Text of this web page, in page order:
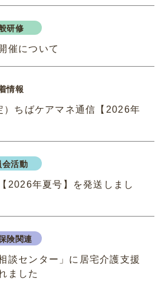
研修
催について
情報
）ちばケアマネ通信【2026年
会活動
2026年夏号】を発送しまし
険関連
談センター」に居宅介護支援
ました